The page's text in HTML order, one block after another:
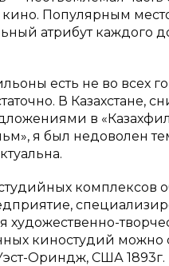
кино. Популярным
атрибут
есть не во всех
В Казахстане,
в
я был недоволен
комплексов
киностудий можно
Ориндж, США